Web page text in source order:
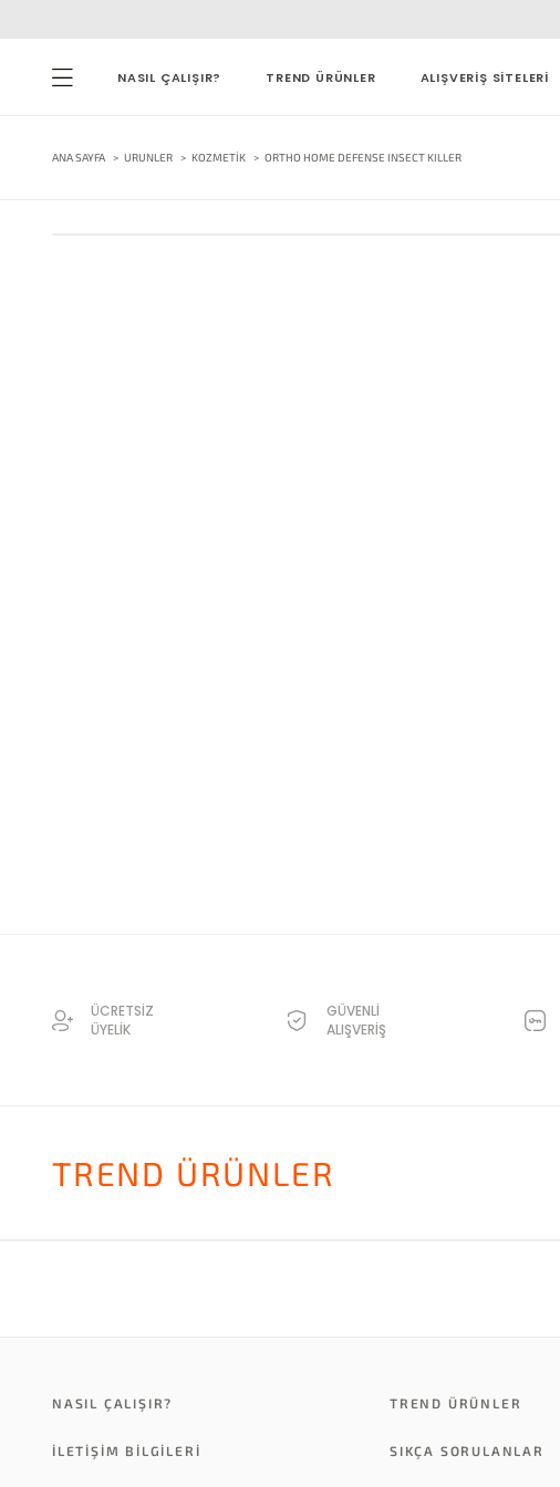
NASIL ÇALIŞIR? TREND ÜRÜNLER ALIŞVERİŞ SİTELERİ
ANA SAYFA URUNLER KOZMETIK ORTHO HOME DEFENSE INSECT KILLER
ÜCRETSİZ
ÜYELİK
GÜVENLİ
ALIŞVERİŞ
TREND ÜRÜNLER
NASIL ÇALIŞIR? TREND ÜRÜNLER
İLETİŞİM BİLGİLERİ SIKÇA SORULANLAR